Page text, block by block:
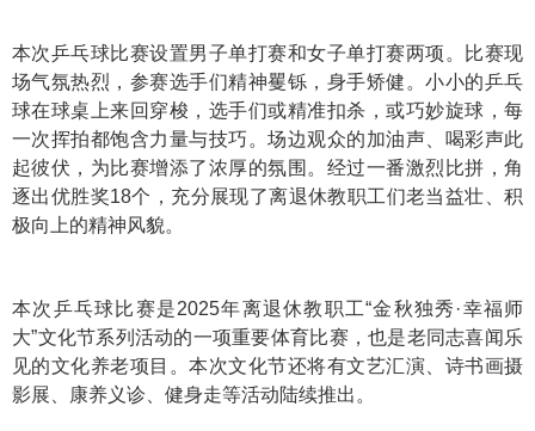
本次乒乓球比赛设置男子单打赛和女子单打赛两项。比赛现
场气氛热烈，参赛选手们精神矍铄，身手矫健。小小的乒乓
球在球桌上来回穿梭，选手们或精准扣杀，或巧妙旋球，每
一次挥拍都饱含力量与技巧。场边观众的加油声、喝彩声此
起彼伏，为比赛增添了浓厚的氛围。经过一番激烈比拼，角
逐出优胜奖18个，充分展现了离退休教职工们老当益壮、积
极向上的精神风貌。
本次乒乓球比赛是2025年离退休教职工“金秋独秀·幸福师
大”文化节系列活动的一项重要体育比赛，也是老同志喜闻乐
见的文化养老项目。本次文化节还将有文艺汇演、诗书画摄
影展、康养义诊、健身走等活动陆续推出。